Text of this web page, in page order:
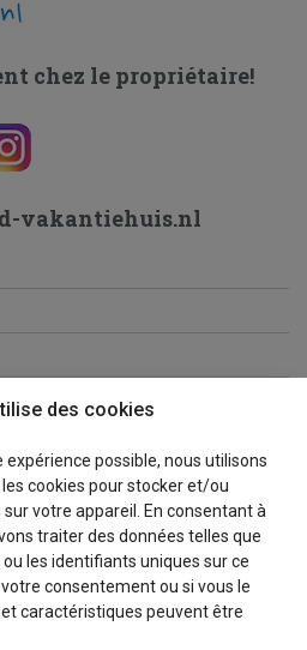
des cookies
possible, nous utilisons
cookies pour stocker et/ou
votre appareil. En consentant à
traiter des données telles que
les identifiants uniques sur ce
consentement ou si vous le
caractéristiques peuvent être
chez le propriétaire!
vakantiehuis.nl